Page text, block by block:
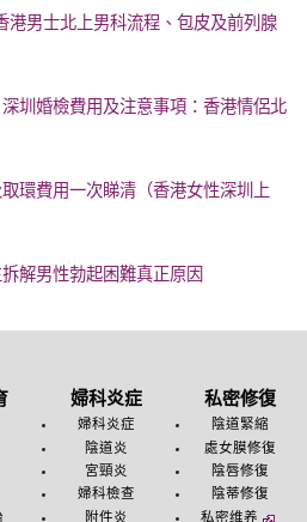
港男士北上男科流程、包皮及前列腺
圳婚檢費用及注意事項：香港情侶北
環費用一次睇清（香港女性深圳上
解男性勃起困難真正原因
婦科炎症
婦科炎症
陰道炎
宮頸炎
婦科檢查
附件炎
私密修復
陰道緊縮
處女膜修復
陰唇修復
陰蒂修復
私密维养